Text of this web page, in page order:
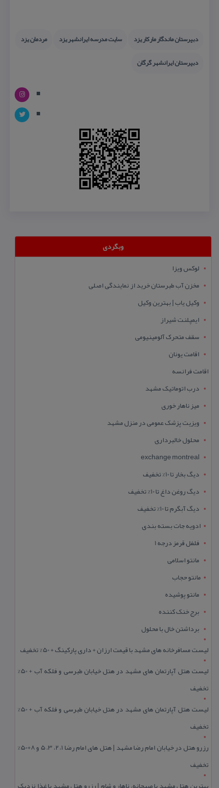
دبیرستان ماندگار ماركار یزد سایت مدرسه ایرانشهر یزد
مردمان یزد
دبیرستان ایرانشهر گرگان
وبگردی
لوکس ویزا
مخزن آب طبرستان خرید از نمایندگی اصلی
وکیل یاب | بهترین وکیل
ایمپلنت شیراز
سقف متحرک آلومینیومی
اقامت یونان
اقامت فرانسه
درب اتوماتیک مشهد
میز ناهار خوری
ویزیت پزشک عمومی در منزل مشهد
محلول خالبرداری
exchange montreal
دیگ بخار تا 10% تخفیف
دیگ روغن داغ تا 10% تخفیف
دیگ آبگرم تا 10% تخفیف
ادویه جات بسته بندی
فلفل قرمز درجه 1
مانتو اسلامی
مانتو حجاب
مانتو پوشیده
برج خنک کننده
برداشتن خال با محلول
لیست مسافرخانه های مشهد با قیمت ارزان + داری پارکینگ + 50% تخفیف
لیست هتل آپارتمان های مشهد در هتل خیابان طبرسی و فلکه آب + 50%
تخفیف
لیست هتل آپارتمان های مشهد در هتل خیابان طبرسی و فلکه آب + 50%
تخفیف
رزرو هتل در خیابان امام رضا مشهد | هتل‌ های امام رضا 1، 2، 3، 5 و 8+50%
تخفیف